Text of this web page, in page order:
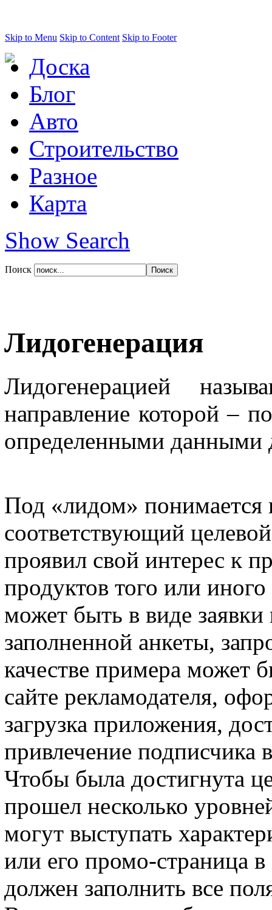
Skip to Menu Skip to Content Skip to Footer
Доска
Блог
Авто
Строительство
Разное
Карта
Show Search
Поиск
Лидогенерация
Лидогенерацией
направление которой –
определенными данными
Под «лидом» понимается
соответствующий
проявил свой интерес к
продуктов того или
может быть в виде заявки
заполненной анкеты,
качестве примера может
сайте рекламодателя,
загрузка приложения,
привлечение подписчика
Чтобы была достигнута
прошел несколько
могут выступать
или его промо-страница
должен заполнить все